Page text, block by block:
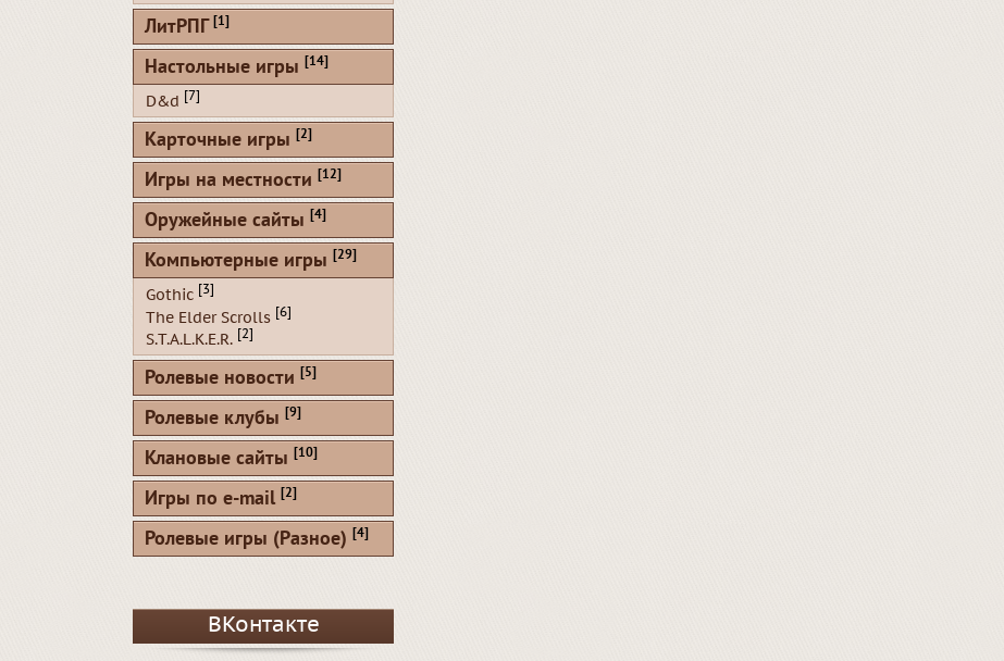
ЛитРПГ [1]
Настольные игры [14]
D&d [7]
Карточные игры [2]
Игры на местности [12]
Оружейные сайты [4]
Компьютерные игры [29]
Gothic [3]
The Elder Scrolls [6]
S.T.A.L.K.E.R. [2]
Ролевые новости [5]
Ролевые клубы [9]
Клановые сайты [10]
Игры по e-mail [2]
Ролевые игры (Разное) [4]
ВКонтакте